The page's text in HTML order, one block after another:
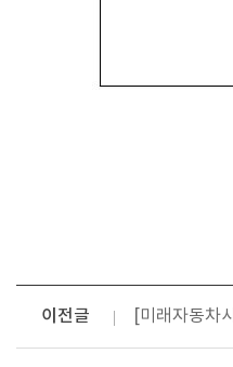
이전글 [미래자동차